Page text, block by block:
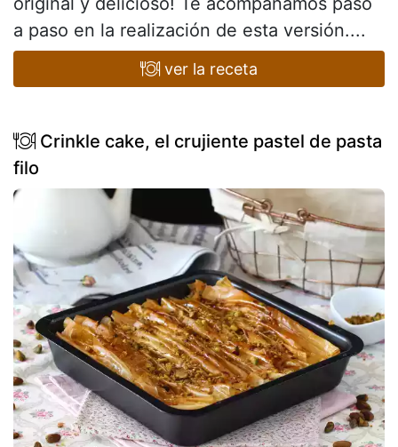
a paso en la realización de esta versión....
ver la receta
Crinkle cake, el crujiente pastel de pasta
filo